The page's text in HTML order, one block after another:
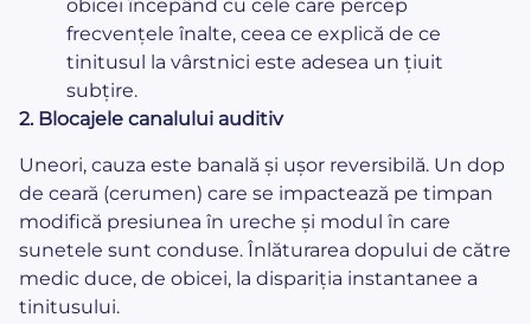
obicei începând cu cele care percep
frecvențele înalte, ceea ce explică de ce
tinitusul la vârstnici este adesea un țiuit
subțire.
2. Blocajele canalului auditiv
Uneori, cauza este banală și ușor reversibilă. Un dop
de ceară (cerumen) care se impactează pe timpan
modifică presiunea în ureche și modul în care
sunetele sunt conduse. Înlăturarea dopului de către
medic duce, de obicei, la dispariția instantanee a
tinitusului.